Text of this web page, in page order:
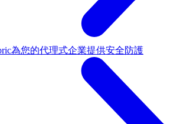
為您的代理式企業提供安全防護